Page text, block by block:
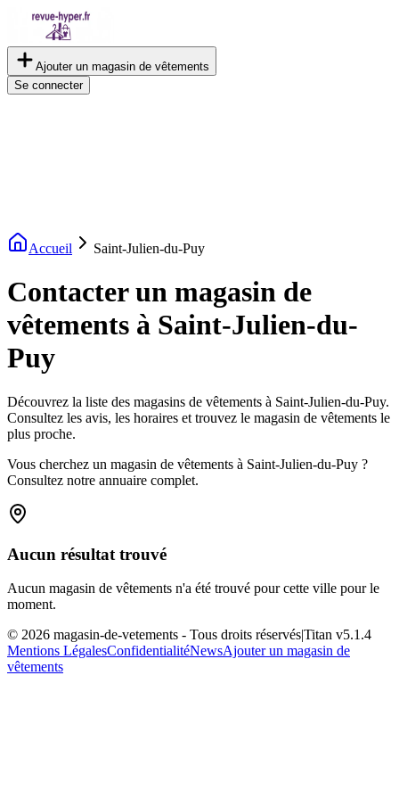
Ajouter un magasin de vêtements
Se connecter
Accueil Saint-Julien-du-Puy
Contacter un magasin de
vêtements à Saint-Julien-du-
Puy
Découvrez la liste des magasins de vêtements à Saint-Julien-du-Puy.
Consultez les avis, les horaires et trouvez le magasin de vêtements le
plus proche.
Vous cherchez un magasin de vêtements à Saint-Julien-du-Puy ?
Consultez notre annuaire complet.
Aucun résultat trouvé
Aucun magasin de vêtements n'a été trouvé pour cette ville pour le
moment.
© 2026 magasin-de-vetements - Tous droits réservés|Titan v5.1.4
Mentions LégalesConfidentialitéNewsAjouter un magasin de
vêtements